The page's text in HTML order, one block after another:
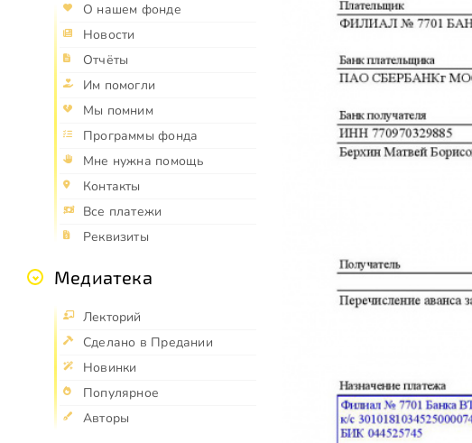
О нашем фонде
Новости
Отчёты
Им помогли
Мы помним
Программы фонда
Мне нужна помощь
Контакты
Все платежи
Реквизиты
Медиатека
Лекторий
Сделано в Предании
Новинки
Популярное
Авторы